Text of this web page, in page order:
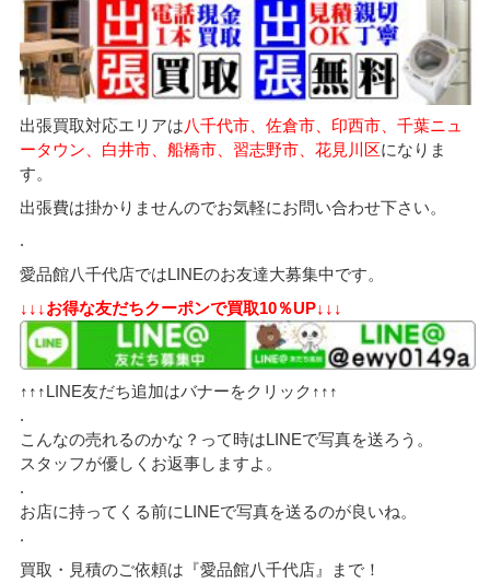
出張買取対応エリアは八千代市、佐倉市、印西市、千葉ニュ
ータウン、白井市、船橋市、習志野市、花見川区になりま
す。
出張費は掛かりませんのでお気軽にお問い合わせ下さい。
.
愛品館八千代店ではLINEのお友達大募集中です。
↓↓↓お得な友だちクーポンで買取10％UP↓↓↓
↑↑↑LINE友だち追加はバナーをクリック↑↑↑
.
こんなの売れるのかな？って時はLINEで写真を送ろう。
スタッフが優しくお返事しますよ。
.
お店に持ってくる前にLINEで写真を送るのが良いね。
.
買取・見積のご依頼は『愛品館八千代店』まで！